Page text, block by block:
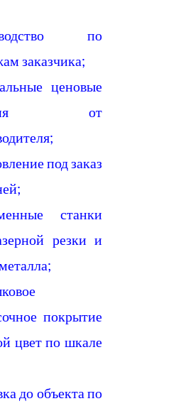
по
заказчика;
ценовые
от
под заказ
станки
резки и
покрытие
цвет по шкале
до объекта по